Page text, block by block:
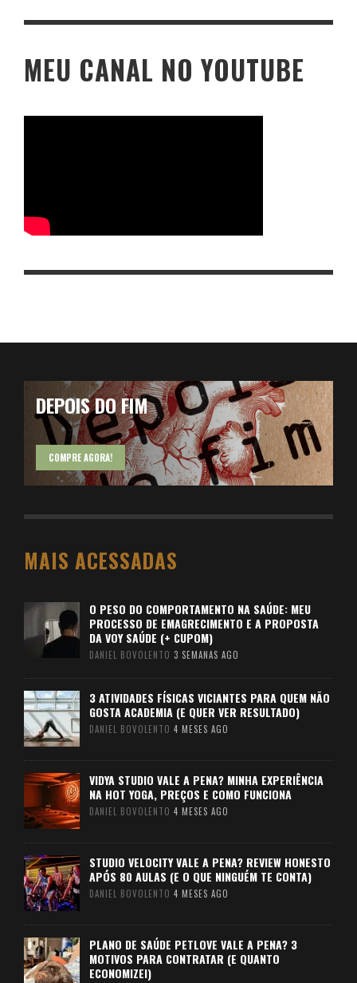
MEU CANAL NO YOUTUBE
DEPOIS DO FIM
COMPRE AGORA!
MAIS ACESSADAS
O PESO DO COMPORTAMENTO NA SAÚDE: MEU
PROCESSO DE EMAGRECIMENTO E A PROPOSTA
DA VOY SAÚDE (+ CUPOM)
DANIEL BOVOLENTO 3 SEMANAS AGO
3 ATIVIDADES FÍSICAS VICIANTES PARA QUEM NÃO
GOSTA ACADEMIA (E QUER VER RESULTADO)
DANIEL BOVOLENTO 4 MESES AGO
VIDYA STUDIO VALE A PENA? MINHA EXPERIÊNCIA
NA HOT YOGA, PREÇOS E COMO FUNCIONA
DANIEL BOVOLENTO 4 MESES AGO
STUDIO VELOCITY VALE A PENA? REVIEW HONESTO
APÓS 80 AULAS (E O QUE NINGUÉM TE CONTA)
DANIEL BOVOLENTO 4 MESES AGO
PLANO DE SAÚDE PETLOVE VALE A PENA? 3
MOTIVOS PARA CONTRATAR (E QUANTO
ECONOMIZEI)